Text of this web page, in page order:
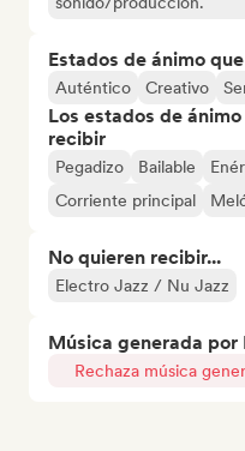
Estados de ánimo
Auténtico Creativo
Los estados de
recibir
Pegadizo Bailable
Corriente principal
No quieren recibir...
Electro Jazz / Nu Jazz
Música generada por
Rechaza música